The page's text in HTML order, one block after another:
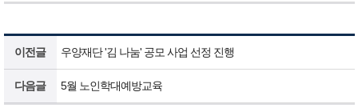
이전글 우양재단 '김 나눔' 공모 사업 선정 진행
다음글 5월 노인학대예방교육